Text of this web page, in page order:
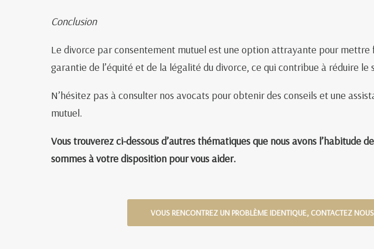
Conclusion
Le divorce par consentement mutuel est une option attrayante pour
garantie de l’équité et de la légalité du divorce, ce qui contribue à réduire
N’hésitez pas à consulter nos avocats pour obtenir des conseils et une
mutuel.
Vous trouverez ci-dessous d’autres thématiques que nous avons
sommes à votre disposition pour vous aider.
VOUS RENCONTREZ UN PROBLÈME IDENTIQUE, CONTACTEZ NOUS